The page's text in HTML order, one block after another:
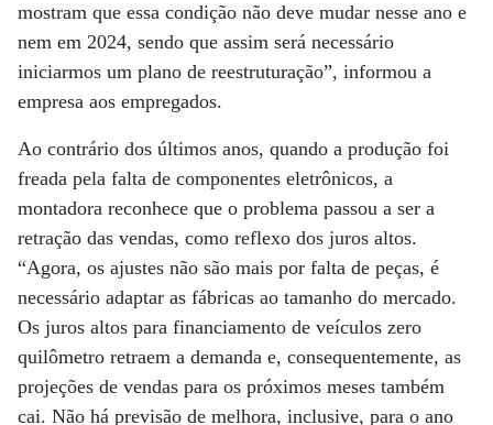
mostram que essa condição não deve mudar nesse ano e
nem em 2024, sendo que assim será necessário
iniciarmos um plano de reestruturação”, informou a
empresa aos empregados.
Ao contrário dos últimos anos, quando a produção foi
freada pela falta de componentes eletrônicos, a
montadora reconhece que o problema passou a ser a
retração das vendas, como reflexo dos juros altos.
“Agora, os ajustes não são mais por falta de peças, é
necessário adaptar as fábricas ao tamanho do mercado.
Os juros altos para financiamento de veículos zero
quilômetro retraem a demanda e, consequentemente, as
projeções de vendas para os próximos meses também
cai. Não há previsão de melhora, inclusive, para o ano